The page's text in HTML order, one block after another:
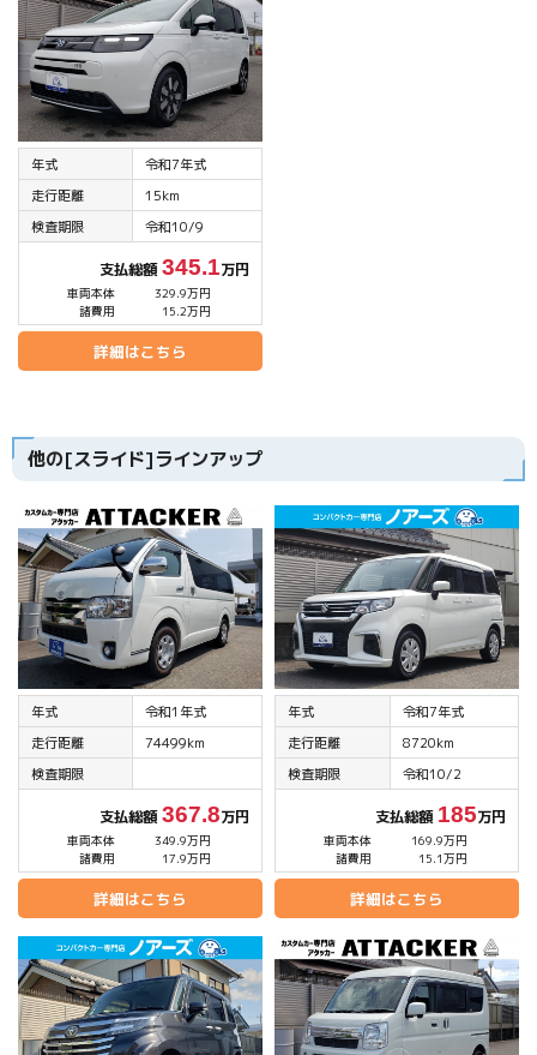
年式
令和7年式
走行距離
15km
検査期限
令和10/9
支払総額345.1万円
車両本体
329.9万円
諸費用
15.2万円
詳細はこちら
他の[スライド]ラインアップ
年式
令和1年式
走行距離
74499km
検査期限
支払総額367.8万円
車両本体
349.9万円
諸費用
17.9万円
詳細はこちら
年式
令和7年式
走行距離
8720km
検査期限
令和10/2
支払総額 185万円
車両本体
169.9万円
諸費用
15.1万円
詳細はこちら